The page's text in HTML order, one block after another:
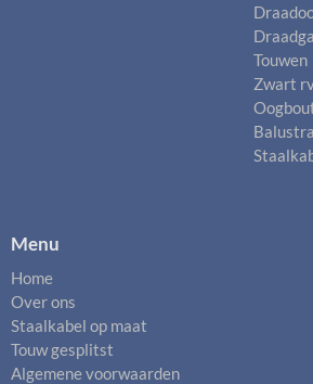
Touwen
Zwart
Menu
Home
Over ons
Staalkabel op maat
Touw gesplitst
Algemene voorwaarden